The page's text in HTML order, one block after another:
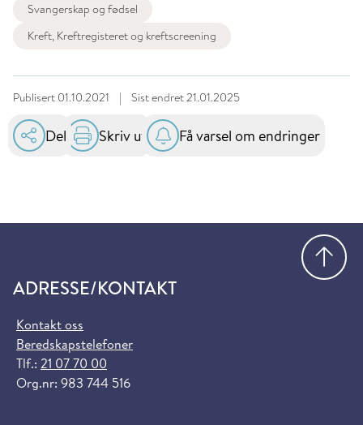
Svangerskap og fødsel
Kreft, Kreftregisteret og kreftscreening
Publisert 01.10.2021 | Sist endret21.01.2025
Del Skriv ut Få varsel om endringer
ADRESSE/KONTAKT
Kontakt oss
Beredskapstelefoner
Tlf.: 21 07 70 00
Org.nr: 983 744 516